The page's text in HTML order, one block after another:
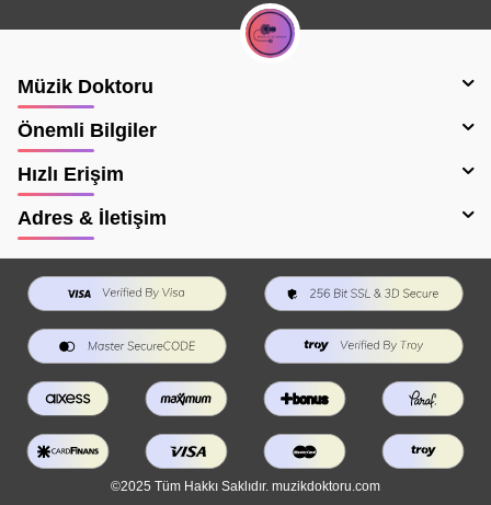
Müzik Doktoru
Önemli Bilgiler
Hızlı Erişim
Adres & İletişim
©2025 Tüm Hakkı Saklıdır. muzikdoktoru.com